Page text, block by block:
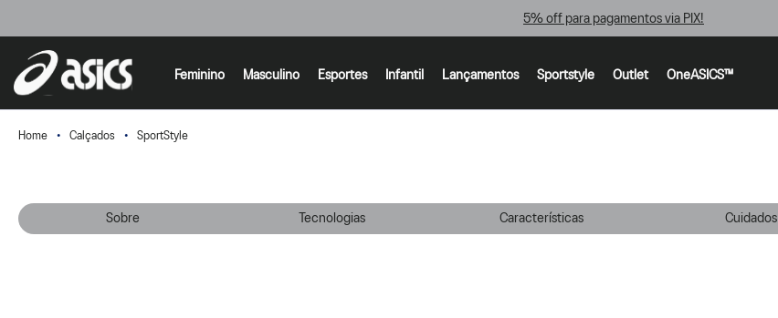
5% off para pagamentos via PIX!
Feminino Masculino Esportes Infantil Lançamentos Sportstyle Outlet OneASICS™
Calçados SportStyle
Sobre Tecnologias Características Cuidados